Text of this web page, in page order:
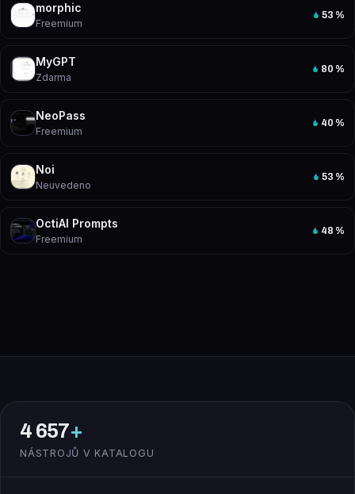
morphic
Freemium
53 %
MyGPT
Zdarma
80 %
NeoPass
Freemium
40 %
Noi
Neuvedeno
53 %
OctiAI Prompts
Freemium
48 %
4 657+
NÁSTROJŮ V KATALOGU